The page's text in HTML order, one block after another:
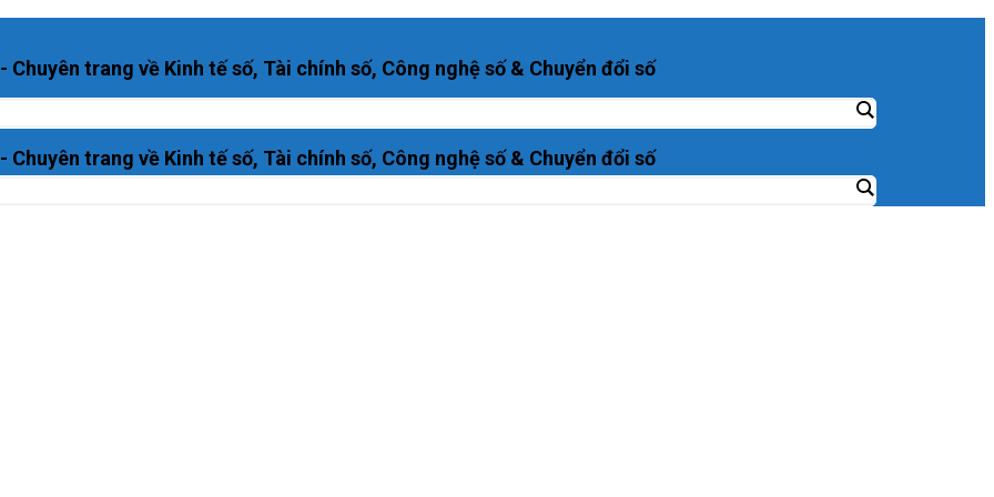
trang về Kinh tế số, Tài chính số, Công nghệ số & Chuyển đổi số
trang về Kinh tế số, Tài chính số, Công nghệ số & Chuyển đổi số